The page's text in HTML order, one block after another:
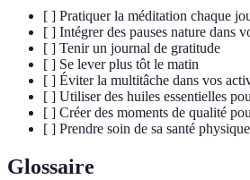
[ ] Pratiquer la méditation chaque
[ ] Intégrer des pauses nature dans
[ ] Tenir un journal de gratitude
[ ] Se lever plus tôt le matin
[ ] Éviter la multitâche dans vos
[ ] Utiliser des huiles essentielles
[ ] Créer des moments de qualité
[ ] Prendre soin de sa santé
Glossaire